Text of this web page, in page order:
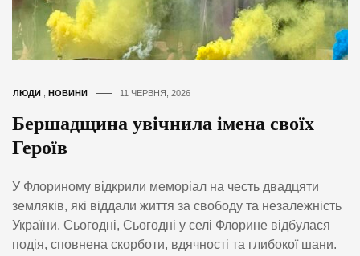
ЛЮДИ НОВИНИ 11 ЧЕРВНЯ, 2026
Бершадщина увічнила імена своїх
Героїв
У Флориному відкрили меморіал на честь двадцяти
земляків, які віддали життя за свободу та незалежність
України. Сьогодні, Сьогодні у селі Флорине відбулася
подія, сповнена скорботи, вдячності та глибокої шани.